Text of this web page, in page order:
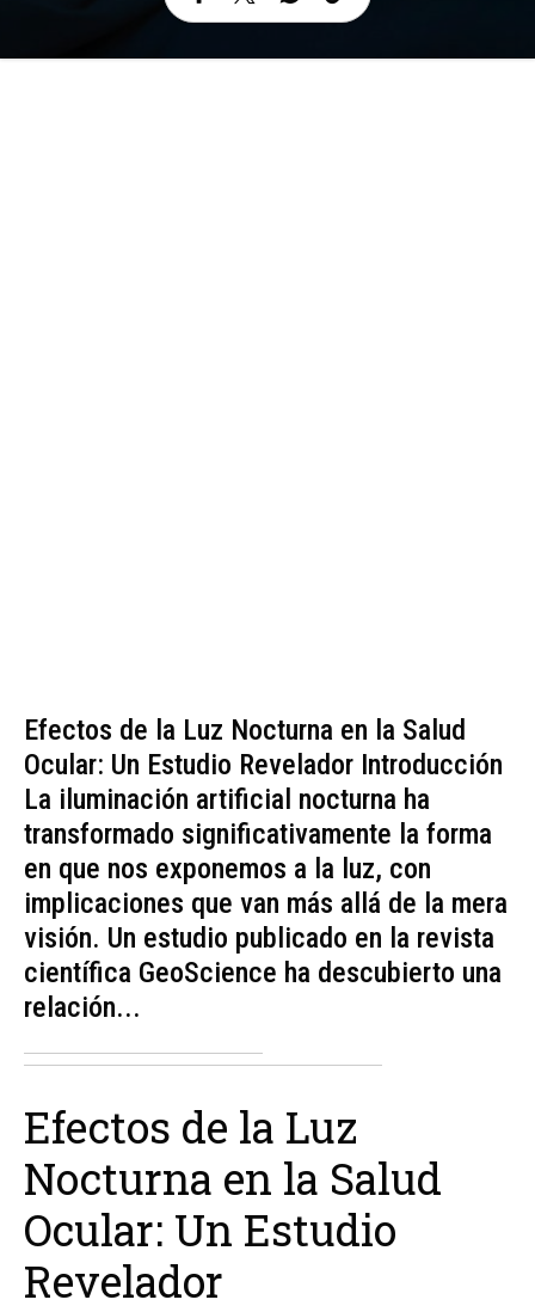
Efectos de la Luz Nocturna en la Salud
Ocular: Un Estudio Revelador Introducción
La iluminación artificial nocturna ha
transformado significativamente la forma
en que nos exponemos a la luz, con
implicaciones que van más allá de la mera
visión. Un estudio publicado en la revista
científica GeoScience ha descubierto una
relación...
Efectos de la Luz
Nocturna en la Salud
Ocular: Un Estudio
Revelador